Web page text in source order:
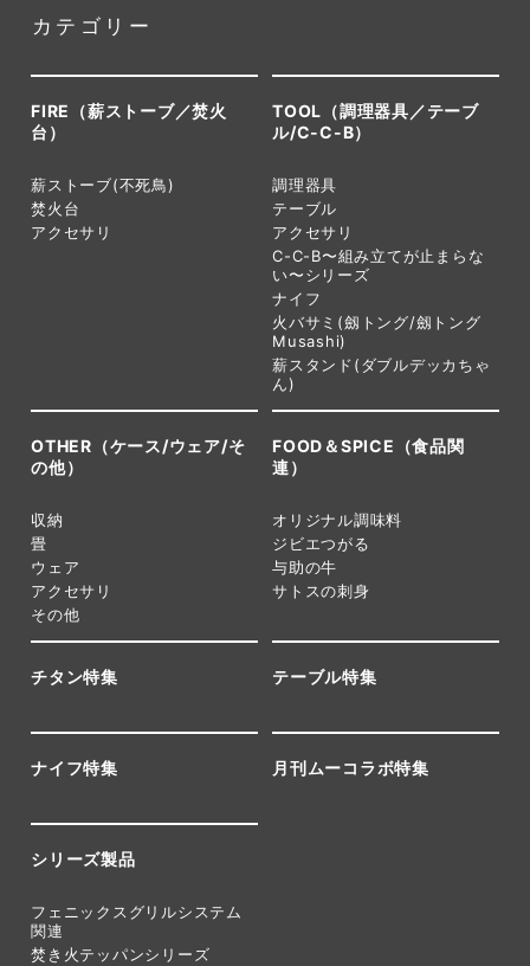
カテゴリー
FIRE（薪ストーブ／焚火
台）
薪ストーブ(不死鳥)
焚火台
アクセサリ
TOOL（調理器具／テーブ
ル/C-C-B）
調理器具
テーブル
アクセサリ
C-C-B〜組み立てが止まらな
い〜シリーズ
ナイフ
火バサミ(劔トング/劔トング
Musashi)
薪スタンド(ダブルデッカちゃ
ん)
OTHER（ケース/ウェア/そ
の他）
収納
畳
ウェア
アクセサリ
その他
FOOD＆SPICE（食品関
連）
オリジナル調味料
ジビエつがる
与助の牛
サトスの刺身
チタン特集 テーブル特集
ナイフ特集 月刊ムーコラボ特集
シリーズ製品
フェニックスグリルシステム
関連
焚き火テッパンシリーズ